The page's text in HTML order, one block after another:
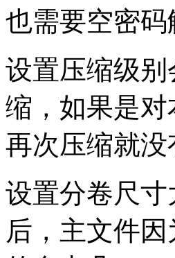
也需要空密码
设置压缩级
缩，如果是
再次压缩就没
设置分卷尺
后，主文件